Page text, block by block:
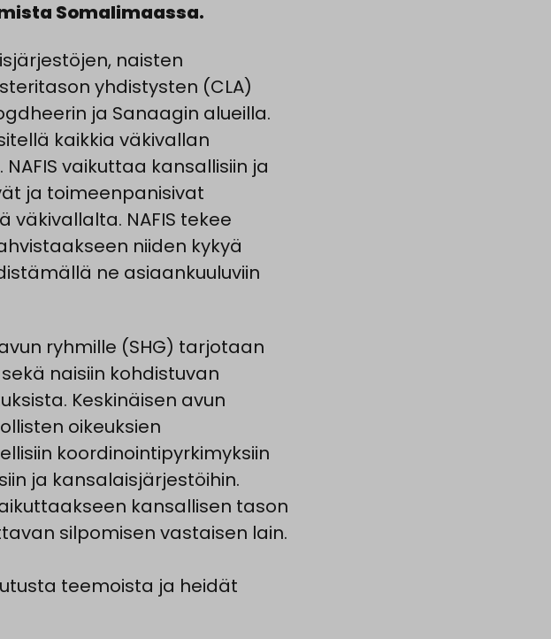
Somalimaassa.
naisten
yhdistysten (CLA)
ja Sanaagin alueilla.
kaikkia väkivallan
vaikuttaa kansallisiin ja
ja toimeenpanisivat
NAFIS tekee
niiden kykyä
ne asiaankuuluviin
ryhmille (SHG) tarjotaan
naisiin kohdistuvan
Keskinäisen avun
oikeuksien
koordinointipyrkimyksiin
ja kansalaisjärjestöihin.
kansallisen tason
silpomisen vastaisen lain.
teemoista ja heidät